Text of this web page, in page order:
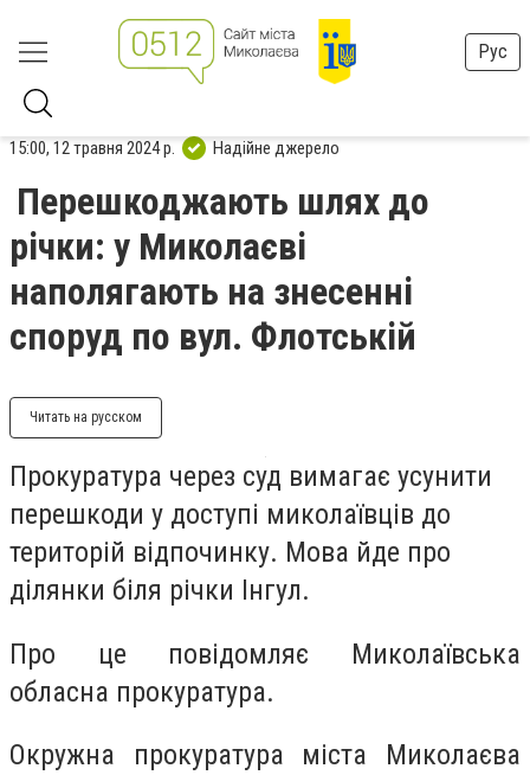
Рус
15:00, 12 травня 2024 р. Надійне джерело
Перешкоджають шлях до
річки: у Миколаєві
наполягають на знесенні
споруд по вул. Флотській
Читать на русском
Прокуратура через суд вимагає усунити
перешкоди у доступі миколаївців до
територій відпочинку. Мова йде про
ділянки біля річки Інгул.
Про це повідомляє Миколаївська
обласна прокуратура.
Окружна прокуратура міста Миколаєва